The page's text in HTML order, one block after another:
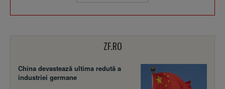
ZF.RO
China devastează ultima redută a
industriei germane